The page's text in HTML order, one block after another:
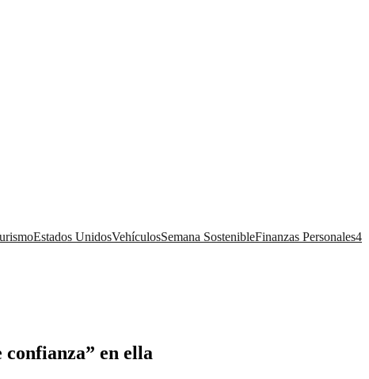
Estados UnidosVehículosSemana SostenibleFinanzas Personales4
en ella